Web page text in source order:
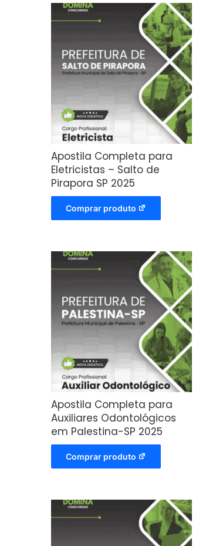
Apostila Completa para
Eletricistas – Salto de
Pirapora SP 2025
Comprar produto
Apostila Completa para
Auxiliares Odontológicos
em Palestina-SP 2025
Comprar produto